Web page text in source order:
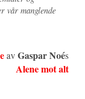
vår manglende
avGaspar Noés
Alene mot alt